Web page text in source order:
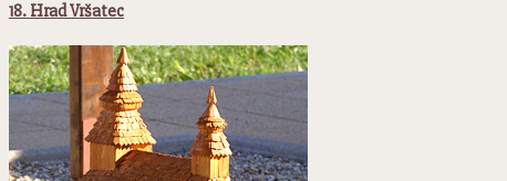
18. Hrad Vršatec